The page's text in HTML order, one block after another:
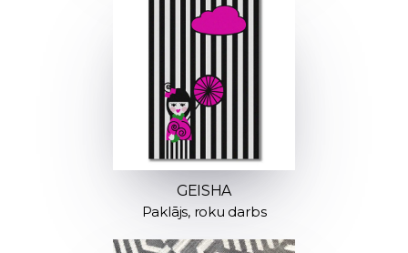
GEISHA
Paklājs, roku darbs